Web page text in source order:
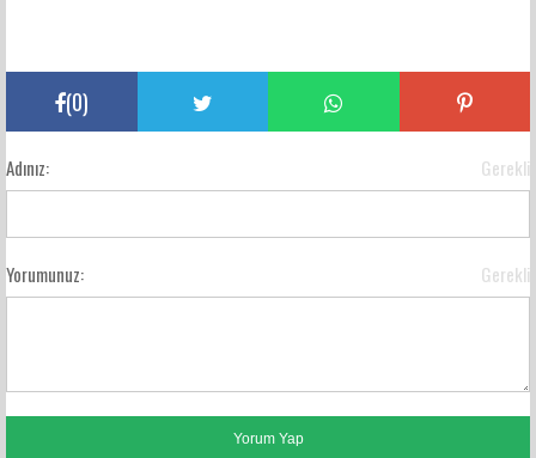
(0)
Adınız: Gerekli
Yorumunuz: Gerekli